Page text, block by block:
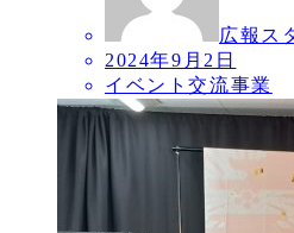
広報ス
2024年9月2日
イベント交流事業